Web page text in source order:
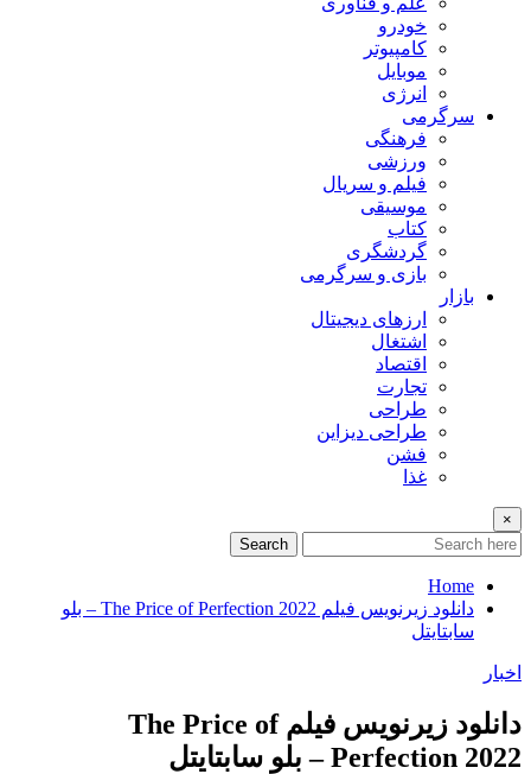
خودرو
کامپیوتر
موبایل
انرژی
سرگرمی
فرهنگی
ورزشی
فیلم و سریال
موسیقی
کتاب
گردشگری
بازی و سرگرمی
بازار
ارزهای دیجیتال
اشتغال
اقتصاد
تجارت
طراحی
طراحی دیزاین
فشن
غذا
×
Search
Home
دانلود زیرنویس فیلم The Price of Perfection 2022 – بلو
سابتايتل
اخبار
دانلود زیرنویس فیلم The Price of
Perfection 2022 – بلو سابتايتل